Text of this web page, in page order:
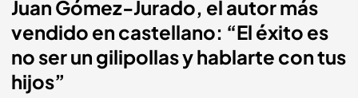
Juan Gómez-Jurado, el autor más
vendido en castellano: “El éxito es
no ser un gilipollas y hablarte con tus
hijos”